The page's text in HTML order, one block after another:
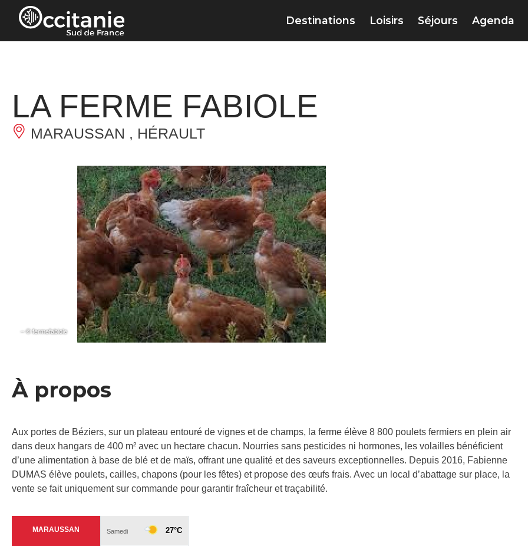
Panneau de gestion des cookies
Destinations Loisirs Séjours Agenda
LA FERME FABIOLE
MARAUSSAN , HÉRAULT
– © fermefabiole
À propos
Aux portes de Béziers, sur un plateau entouré de vignes et de champs, la ferme élève 8 800 poulets fermiers en plein air
dans deux hangars de 400 m² avec un hectare chacun. Nourries sans pesticides ni hormones, les volailles bénéficient
d’une alimentation à base de blé et de maïs, offrant une qualité et des saveurs exceptionnelles. Depuis 2016, Fabienne
DUMAS élève poulets, cailles, chapons (pour les fêtes) et propose des œufs frais. Avec un local d’abattage sur place, la
vente se fait uniquement sur commande pour garantir fraîcheur et traçabilité.